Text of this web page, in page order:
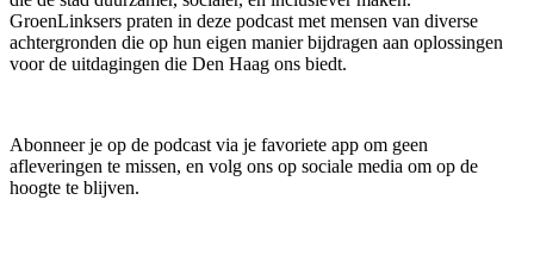
GroenLinksers praten in deze podcast met mensen van diverse
achtergronden die op hun eigen manier bijdragen aan oplossingen
voor de uitdagingen die Den Haag ons biedt.
Abonneer je op de podcast via je favoriete app om geen
afleveringen te missen, en volg ons op sociale media om op de
hoogte te blijven.